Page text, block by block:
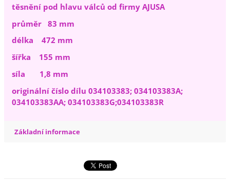
těsnění pod hlavu válců od firmy AJUSA
průměr 83 mm
délka 472 mm
šířka 155 mm
síla 1,8 mm
originální číslo dílu 034103383; 034103383A;
034103383AA; 034103383G;034103383R
Základní informace